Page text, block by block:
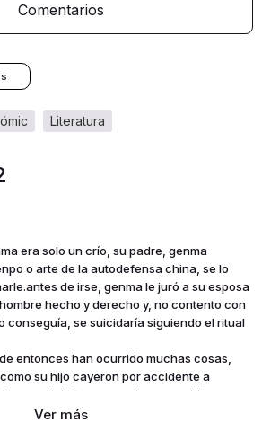
Comentarios
literatura
era solo un crío, su padre, genma
o arte de la autodefensa china, se lo
de irse, genma le juró a su esposa
hecho y derecho y, no contento con
conseguía, se suicidaría siguiendo el ritual
entonces han ocurrido muchas cosas,
su hijo cayeron por accidente a
la zona del zhou quan xiang, en china. como
con el agua fría, genma se transforma